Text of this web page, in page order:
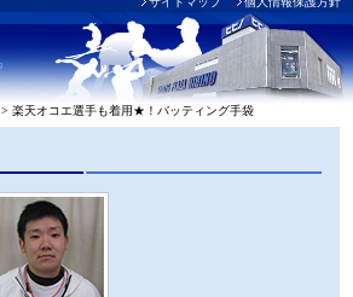
>楽天オコエ選手も着用★！バッティング手袋